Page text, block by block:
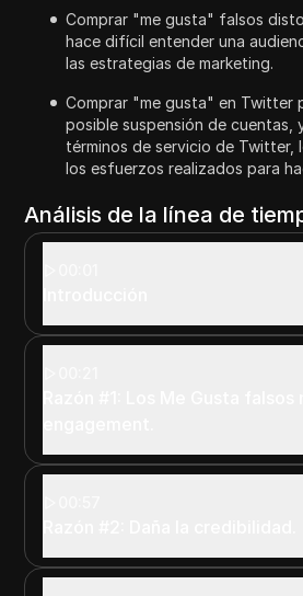
Comprar "me gusta" falsos
hace difícil entender una
las estrategias de marketing.
Comprar "me gusta" en Twitter
posible suspensión de cuentas,
términos de servicio de Twitter,
los esfuerzos realizados para
Análisis de la línea de